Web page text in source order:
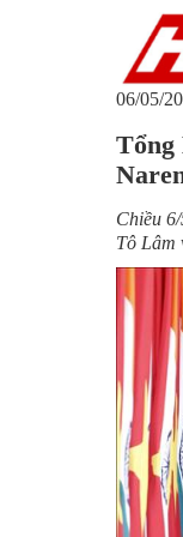
06/05/
Tổng
Chiều
Tô Lâm